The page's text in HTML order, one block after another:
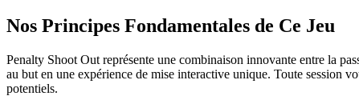
Nos Principes Fondamentales de Ce Jeu
Penalty Shoot Out représente une combinaison innovante entre la
au but en une expérience de mise interactive unique. Toute session
potentiels.